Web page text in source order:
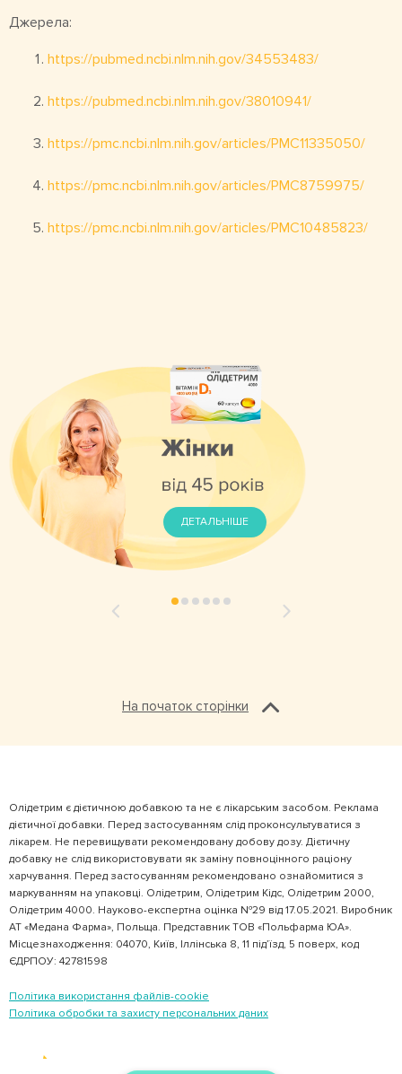
Джерела:
https://pubmed.ncbi.nlm.nih.gov/34553483/
https://pubmed.ncbi.nlm.nih.gov/38010941/
https://pmc.ncbi.nlm.nih.gov/articles/PMC11335050/
https://pmc.ncbi.nlm.nih.gov/articles/PMC8759975/
https://pmc.ncbi.nlm.nih.gov/articles/PMC10485823/
ДЕТАЛЬНІШЕ
На початок сторінки
Олідетрим є дієтичною добавкою та не є лікарським засобом. Реклама
дієтичної добавки. Перед застосуванням слід проконсультуватися з
лікарем. Не перевищувати рекомендовану добову дозу. Дієтичну
добавку не слід використовувати як заміну повноцінного раціону
харчування. Перед застосуванням рекомендовано ознайомитися з
маркуванням на упаковці. Олідетрим, Олідетрим Кідс, Олідетрим 2000,
Олідетрим 4000. Науково-експертна оцінка №29 від 17.05.2021. Виробник
АТ «Медана Фарма», Польща. Представник ТОВ «Польфарма ЮА».
Місцезнаходження: 04070, Київ, Іллінська 8, 11 під’їзд, 5 поверх, код
ЄДРПОУ: 42781598
Політика використання файлів-cookie
Політика обробки та захисту персональних даних